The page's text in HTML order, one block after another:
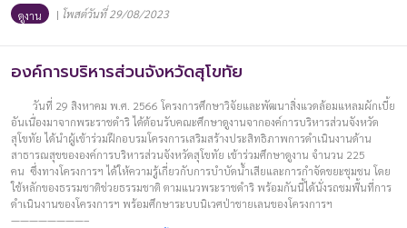
ดูงาน | โพสต์วันที่ 29/08/2023
องค์การบริหารส่วนจังหวัดสุโขทัย
วันที่ 29 สิงหาคม พ.ศ. 2566 โครงการศึกษาวิจัยและพัฒนาสิ่งแวดล้อมแหลมผักเบี้ย
อันเนื่องมาจากพระราชดำริ ได้ต้อนรับคณะศึกษาดูงานจากองค์การบริหารส่วนจังหวัด
สุโขทัย ได้นำผู้เข้าร่วมฝึกอบรมโครงการเสริมสร้างประสิทธิภาพการดำเนินงานด้าน
สาธารณสุขขององค์การบริหารส่วนจังหวัดสุโขทัย เข้าร่วมศึกษาดูงาน จำนวน 225
คน ซึ่งทางโครงการฯ ได้ให้ความรู้เกี่ยวกับการบำบัดน้ำเสียและการกำจัดขยะชุมชน โดย
ใช้หลักของธรรมชาติช่วยธรรมชาติ ตามแนวพระราชดำริ พร้อมกันนี้ได้นั่งรถชมพื้นที่การ
ดำเนินงานของโครงการฯ พร้อมศึกษาระบบนิเวศป่าชายเลนของโครงการฯ
————————–